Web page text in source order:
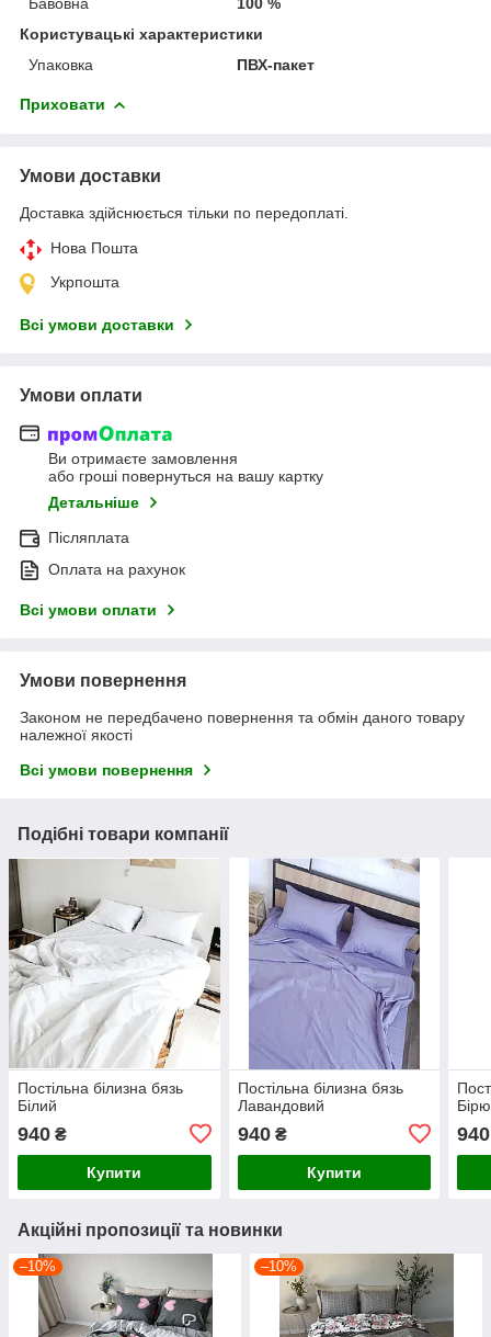
Користувацькі характеристики
Упаковка
ПВХ-пакет
Приховати
Умови доставки
Доставка здійснюється тільки по передоплаті.
Нова Пошта
Укрпошта
Всі умови доставки
Умови оплати
Ви отримаєте замовлення
або гроші повернуться на вашу картку
Детальніше
Післяплата
Оплата на рахунок
Всі умови оплати
Умови повернення
Законом не передбачено повернення та обмін даного товару
належної якості
Всі умови повернення
Подібні товари компанії
Постільна білизна бязь
Білий
940 ₴
Купити
Постільна білизна бязь
Лавандовий
940₴
Купити
940
Акційні пропозиції та новинки
–10% –10%